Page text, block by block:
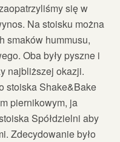
się w
Na stoisku można
smaków hummusu,
Oba były pyszne i
najbliższej okazji.
stoiska Shake&Bake
piernikowym, ja
Spółdzielni aby
Zdecydowanie było